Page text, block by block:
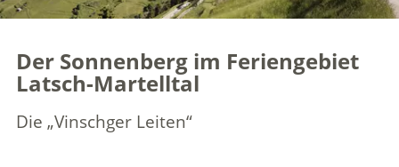
Der Sonnenberg im Feriengebiet
Latsch-Martelltal
Die „Vinschger Leiten“